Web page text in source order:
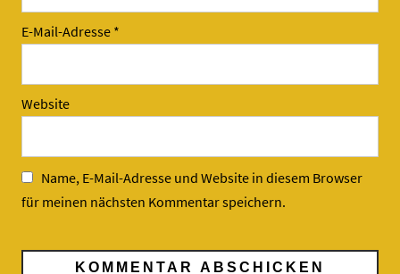
E-Mail-Adresse *
Website
Name, E-Mail-Adresse und Website in diesem Browser
für meinen nächsten Kommentar speichern.